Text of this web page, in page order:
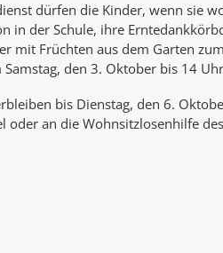
dürfen die Kinder, wenn sie
in der Schule, ihre
mit Früchten aus dem Garten
den 3. Oktober bis 14
bis Dienstag, den 6.
oder an die Wohnsitzlosenhilfe